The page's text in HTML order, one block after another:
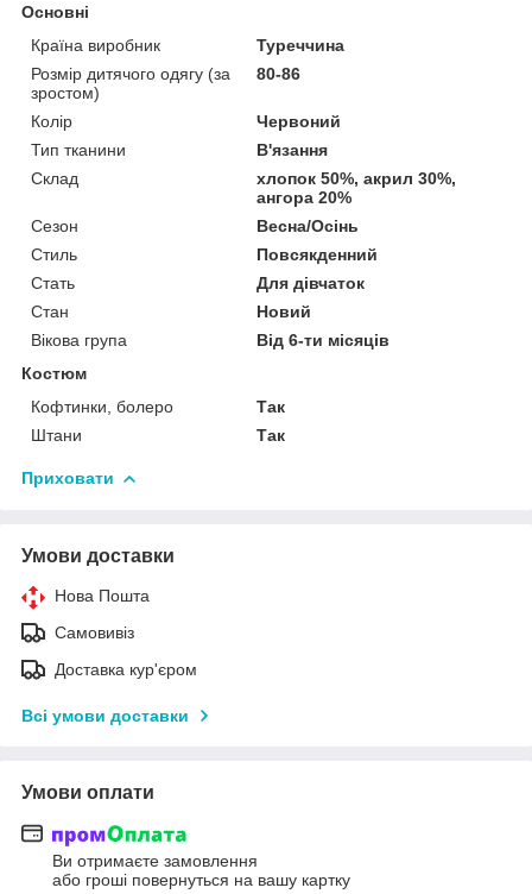
Основні
Країна виробник
Туреччина
Розмір дитячого одягу (за
зростом)
80-86
Колір
Червоний
Тип тканини
В'язання
Склад
хлопок 50%, акрил 30%,
ангора 20%
Сезон
Весна/Осінь
Стиль
Повсякденний
Стать
Для дівчаток
Стан
Новий
Вікова група
Від 6-ти місяців
Костюм
Кофтинки, болеро
Так
Штани
Так
Приховати
Умови доставки
Нова Пошта
Самовивіз
Доставка кур'єром
Всі умови доставки
Умови оплати
Ви отримаєте замовлення
або гроші повернуться на вашу картку